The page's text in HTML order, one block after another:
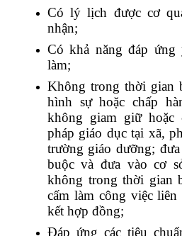
Có lý lịch được cơ
nhận;
Có khả năng đáp
làm;
Không trong thời gian
hình sự hoặc chấp
không giam giữ hoặc
pháp giáo dục tại xã,
trường giáo dưỡng;
buộc và đưa vào cơ
không trong thời gian
cấm làm công việc
kết hợp đồng;
Đáp ứng các tiêu